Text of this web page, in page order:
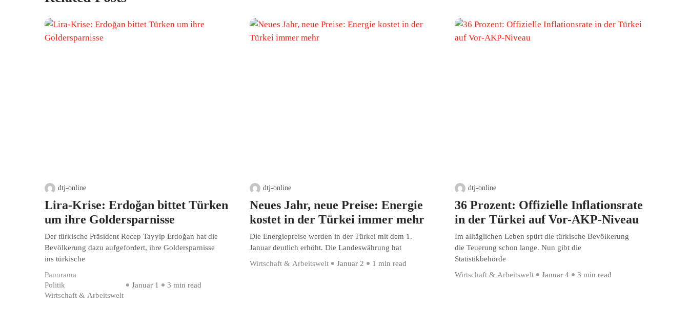
dtj-online
Lira-Krise: Erdoğan bittet Türken
um ihre Goldersparnisse
Der türkische Präsident Recep Tayyip Erdoğan hat die
Bevölkerung dazu aufgefordert, ihre Goldersparnisse
ins türkische
Panorama
Politik
Wirtschaft & Arbeitswelt
Januar 1 3 min read
dtj-online
Neues Jahr, neue Preise: Energie
kostet in der Türkei immer mehr
Die Energiepreise werden in der Türkei mit dem 1.
Januar deutlich erhöht. Die Landeswährung hat
Wirtschaft & Arbeitswelt
Januar 2 1 min read
dtj-online
36 Prozent: Offizielle Inflationsrate
in der Türkei auf Vor-AKP-Niveau
Im alltäglichen Leben spürt die türkische Bevölkerung
die Teuerung schon lange. Nun gibt die
Statistikbehörde
Wirtschaft & Arbeitswelt
Januar 4 3 min read